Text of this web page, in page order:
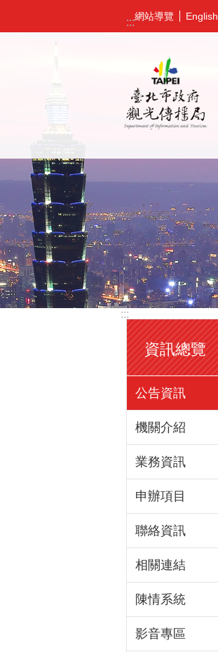
:::
網站導覽 English
:::
資訊總覽
公告資訊
機關介紹
業務資訊
申辦項目
聯絡資訊
相關連結
陳情系統
影音專區